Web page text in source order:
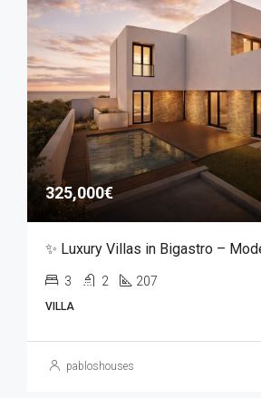
325,000€
3 2 207
VILLA
pabloshouses